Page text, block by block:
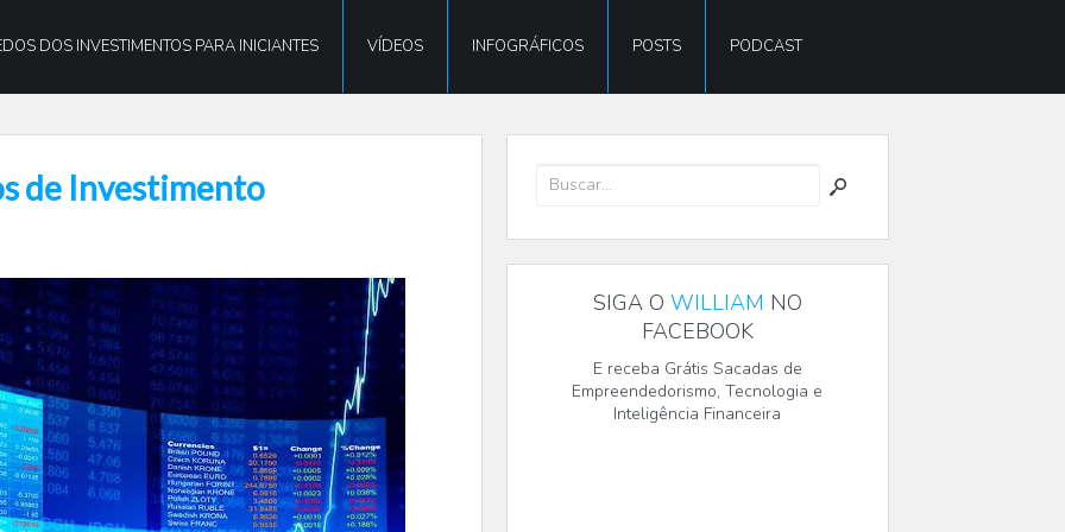
DOS INVESTIMENTOS PARA INICIANTES VÍDEOS INFOGRÁFICOS POSTS PODCAST
de Investimento
SIGA O WILLIAM NO
FACEBOOK
E receba Grátis Sacadas de
Empreendedorismo, Tecnologia e
Inteligência Financeira